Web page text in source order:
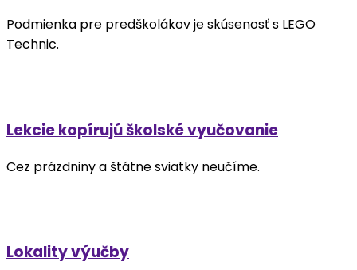
Podmienka pre predškolákov je skúsenosť s LEGO
Technic.
Lekcie kopírujú školské vyučovanie
Cez prázdniny a štátne sviatky neučíme.
Lokality výučby